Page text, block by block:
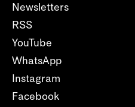
Newsletters
RSS
YouTube
WhatsApp
Instagram
Facebook